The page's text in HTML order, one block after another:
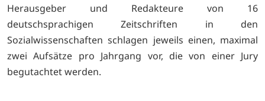
Herausgeber und Redakteure von 16
deutschsprachigen Zeitschriften in den
Sozialwissenschaften schlagen jeweils einen, maximal
zwei Aufsätze pro Jahrgang vor, die von einer Jury
begutachtet werden.